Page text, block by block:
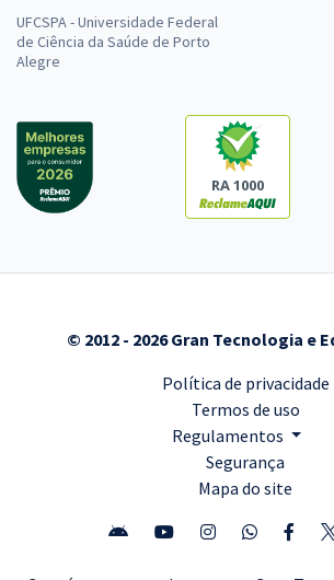
UFCSPA - Universidade Federal
de Ciência da Saúde de Porto
Alegre
RA 1000
© 2012 - 2026 Gran Tecnologia e
Política de privacidade
Termos de uso
Regulamentos
Segurança
Mapa do site